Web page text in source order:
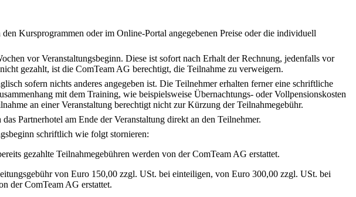
Kursprogrammen oder im Online-Portal angegebenen Preise oder die individuell
vor Veranstaltungsbeginn. Diese ist sofort nach Erhalt der Rechnung, jedenfalls vor
gezahlt, ist die ComTeam AG berechtigt, die Teilnahme zu verweigern.
sofern nichts anderes angegeben ist. Die Teilnehmer erhalten ferner eine schriftliche
mit dem Training, wie beispielsweise Übernachtungs- oder Vollpensionskosten
an einer Veranstaltung berechtigt nicht zur Kürzung der Teilnahmegebühr.
Partnerhotel am Ende der Veranstaltung direkt an den Teilnehmer.
schriftlich wie folgt stornieren:
gezahlte Teilnahmegebühren werden von der ComTeam AG erstattet.
von Euro 150,00 zzgl. USt. bei einteiligen, von Euro 300,00 zzgl. USt. bei
der ComTeam AG erstattet.